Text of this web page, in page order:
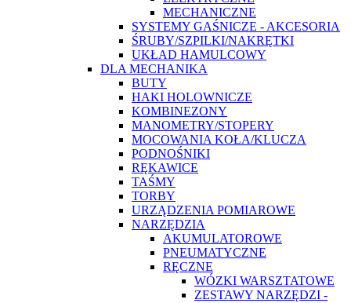
MECHANICZNE
SYSTEMY GAŚNICZE - AKCESORIA
ŚRUBY/SZPILKI/NAKRĘTKI
UKŁAD HAMULCOWY
DLA MECHANIKA
BUTY
HAKI HOLOWNICZE
KOMBINEZONY
MANOMETRY/STOPERY
MOCOWANIA KOŁA/KLUCZA
PODNOŚNIKI
RĘKAWICE
TAŚMY
TORBY
URZĄDZENIA POMIAROWE
NARZĘDZIA
AKUMULATOROWE
PNEUMATYCZNE
RĘCZNE
WÓZKI WARSZTATOWE
ZESTAWY NARZĘDZI -